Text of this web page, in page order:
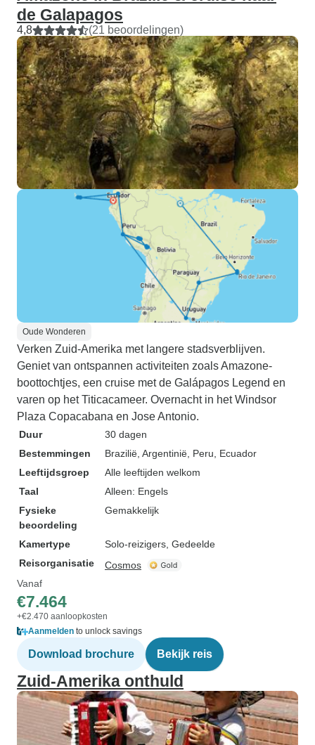
de Galapagos
4,8 (21 beoordelingen)
Oude Wonderen
Verken Zuid-Amerika met langere stadsverblijven.
Geniet van ontspannen activiteiten zoals Amazone-
boottochtjes, een cruise met de Galápagos Legend en
varen op het Titicacameer. Overnacht in het Windsor
Plaza Copacabana en Jose Antonio.
Duur
30 dagen
Bestemmingen
Brazilië , Argentinië , Peru , Ecuador
Leeftijdsgroep
Alle leeftijden welkom
Taal
Alleen: Engels
Fysieke
beoordeling
Gemakkelijk
Kamertype
Solo-reizigers, Gedeelde
Reisorganisatie
Cosmos
Vanaf
€7.464
+€2.470 aanloopkosten
Aanmelden to unlock savings
Download brochure Bekijk reis
Zuid-Amerika onthuld